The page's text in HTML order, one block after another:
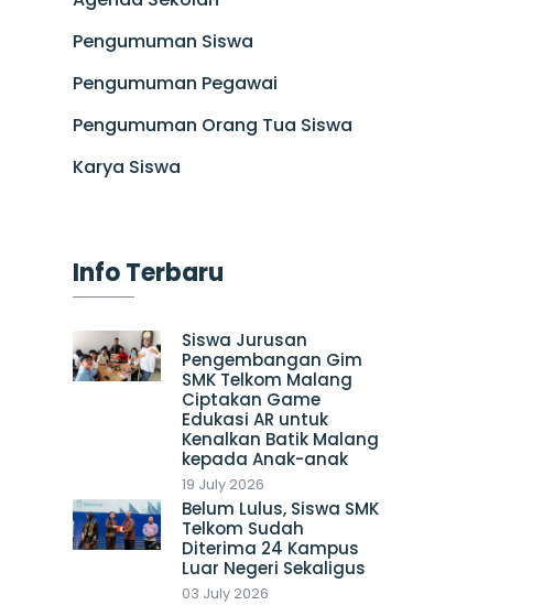
Pengumuman Siswa
Pengumuman Pegawai
Pengumuman Orang Tua Siswa
Karya Siswa
Info Terbaru
Siswa Jurusan
Pengembangan Gim
SMK Telkom Malang
Ciptakan Game
Edukasi AR untuk
Kenalkan Batik Malang
kepada Anak-anak
19 July 2026
Belum Lulus, Siswa SMK
Telkom Sudah
Diterima 24 Kampus
Luar Negeri Sekaligus
03 July 2026